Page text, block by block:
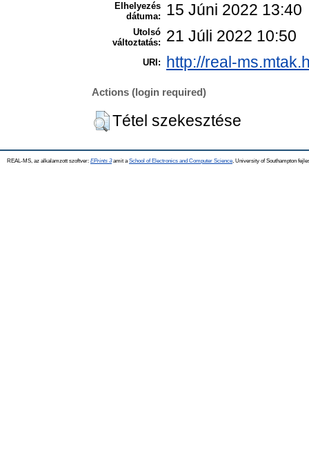
Elhelyezés
dátuma:
15 Júni 2022 13:40
Utolsó
változtatás:
21 Júli 2022 10:50
URI: http://real-
Actions (login required)
Tétel szekesztése
REAL-MS, az alkalamzott szoftver: EPrints 3amit a School of Electronics and Computer Science , University of Southampton